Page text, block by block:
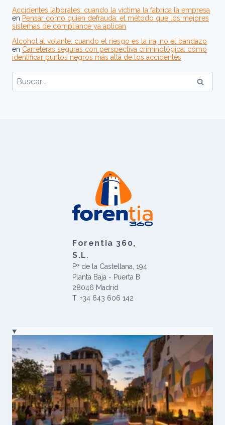
Accidentes laborales: cuando la víctima la fabrica la empresa
en Pensar como quien defrauda: el método que los mejores
sistemas de compliance ya aplican
Alcohol al volante: cuando el riesgo es la ira, no el bandazo
en Carreteras seguras con perspectiva criminológica: cómo
identificar puntos negros más allá de los accidentes
Buscar:
Forentia 360,
S.L.
Pº de la Castellana, 194
Planta Baja - Puerta B
28046 Madrid
T: +34 643 606 142